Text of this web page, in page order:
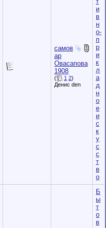
самов
ар
Овасапова
1908
( 1 2)
Денис den
и
в
н
о-
п
р
и
к
л
а
д
н
о
е
и
с
к
у
с
с
т
в
о
Б
ы
т
о
в